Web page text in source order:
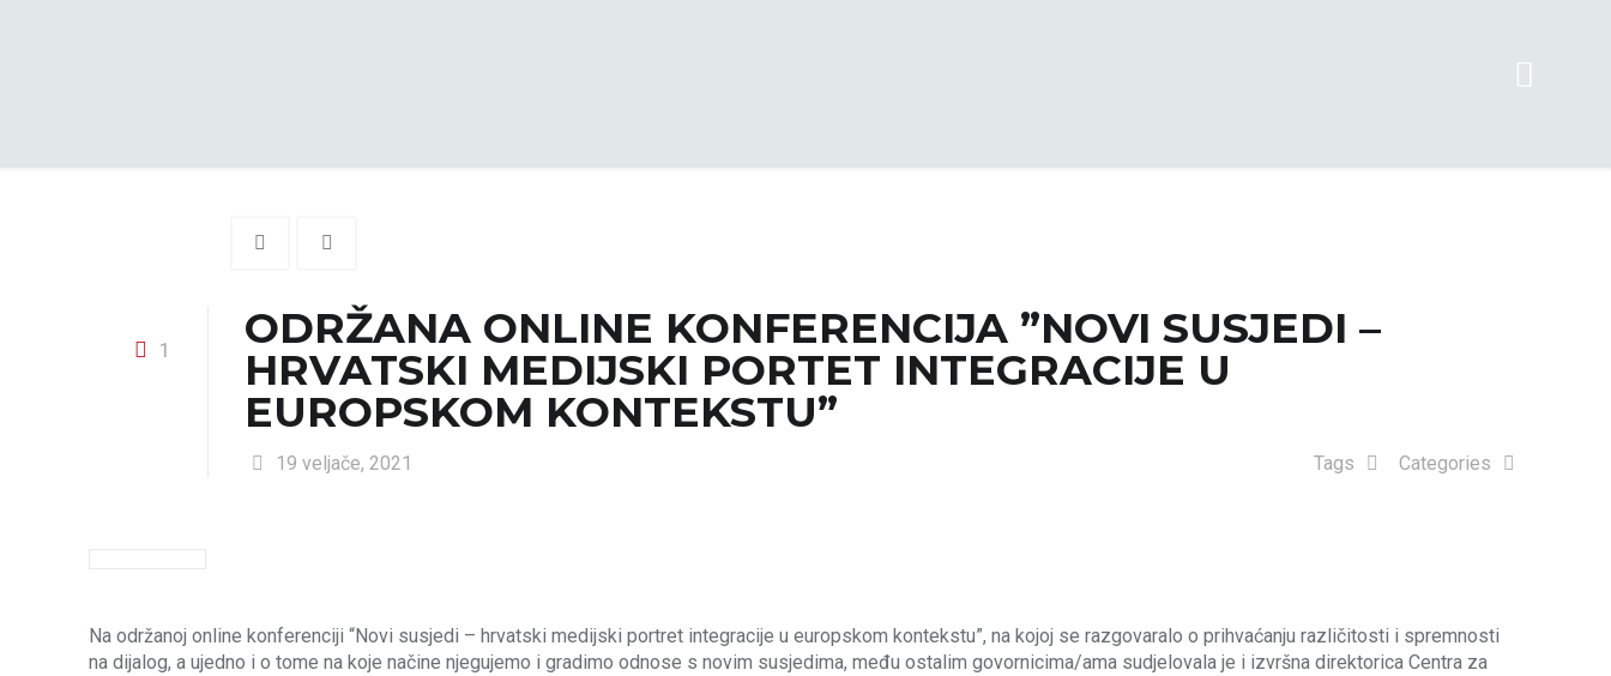
1
ODRŽANA ONLINE KONFERENCIJA ”NOVI SUSJEDI –
HRVATSKI MEDIJSKI PORTET INTEGRACIJE U
EUROPSKOM KONTEKSTU”
19 veljače, 2021 Categories
Tags
Na održanoj online konferenciji “Novi susjedi – hrvatski medijski portret integracije u europskom kontekstu”, na kojoj se razgovaralo o prihvaćanju različitosti i spremnosti
na dijalog, a ujedno i o tome na koje načine njegujemo i gradimo odnose s novim susjedima, među ostalim govornicima/ama sudjelovala je i izvršna direktorica Centra za